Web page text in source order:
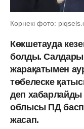
Көрнекі фото:
Көкшетауда
болды.
жарақатымен
төбелеске
деп хабарлайды
облысы ПД
жасап.